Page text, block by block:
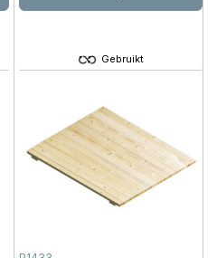
Gebruikt